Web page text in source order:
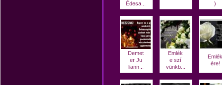
Édesa...
)
Demet
er Ju
liann...
Emlék
e szí
vünkb...
Emlék
ére!